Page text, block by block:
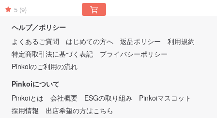
5 (9)
ヘルプ／ポリシー
よくあるご質問
はじめての方へ 返品ポリシー
利用規約
特定商取引法に基づく表記
プライバシーポリシー
Pinkoiのご利用の流れ
Pinkoiについて
Pinkoiとは
会社概要 ESGの取り組み
Pinkoiマスコット
採用情報
出店希望の方はこちら